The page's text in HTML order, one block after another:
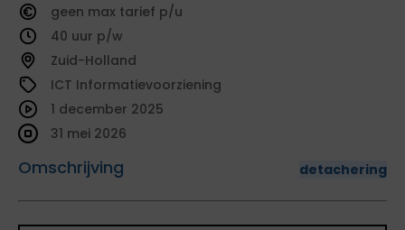
geen
tarief
40
Zuid-Holland
ICT Informatievoorziening
Omschrijving detachering
1 december 2025
31 mei 2026